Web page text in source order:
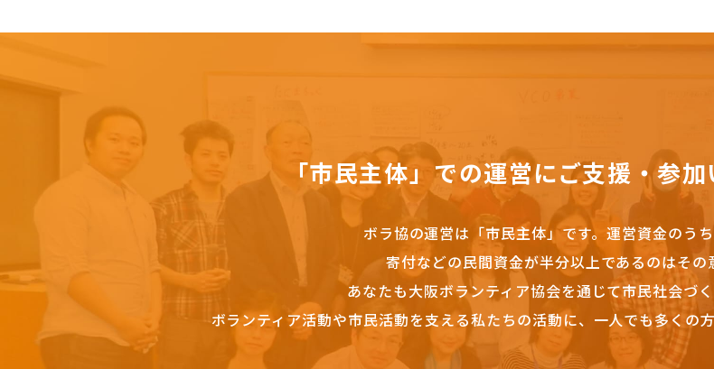
「市民主体」での運営にご支援・参
ボラ協の運営は「市民主体」です。 運営資金のう
寄付などの民間資金が半分以上であるのはその
あなたも大阪ボランティア協会を通じて市民社会づ
ボランティア活動や市民活動を支える私たちの活動に、一人でも多くの